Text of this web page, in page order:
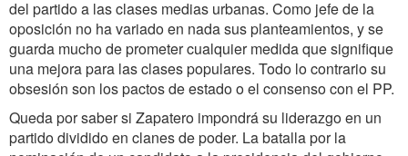
del partido a las clases medias urbanas. Como jefe de la
oposición no ha variado en nada sus planteamientos, y se
guarda mucho de prometer cualquier medida que signifique
una mejora para las clases populares. Todo lo contrario su
obsesión son los pactos de estado o el consenso con el PP.
Queda por saber si Zapatero impondrá su liderazgo en un
partido dividido en clanes de poder. La batalla por la